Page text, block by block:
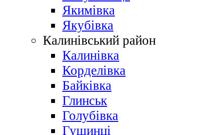
Якимівка
Якубівка
Калинівський район
Калинівка
Корделівка
Байківка
Глинськ
Голубівка
Гущинці